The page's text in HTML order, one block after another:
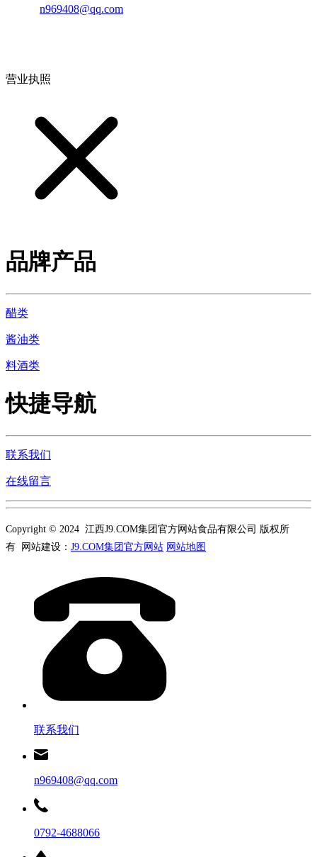
n969408@qq.com
营业执照
品牌产品
醋类
酱油类
料酒类
快捷导航
联系我们
在线留言
Copyright © 2024 江西J9.COM集团官方网站食品有限公司 版权所
有 网站建设： J9.COM集团官方网站 网站地图
联系我们
n969408@qq.com
0792-4688066